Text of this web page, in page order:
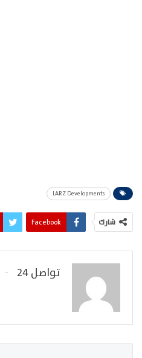
LARZ Developments
شارك Facebook
تواصل 24